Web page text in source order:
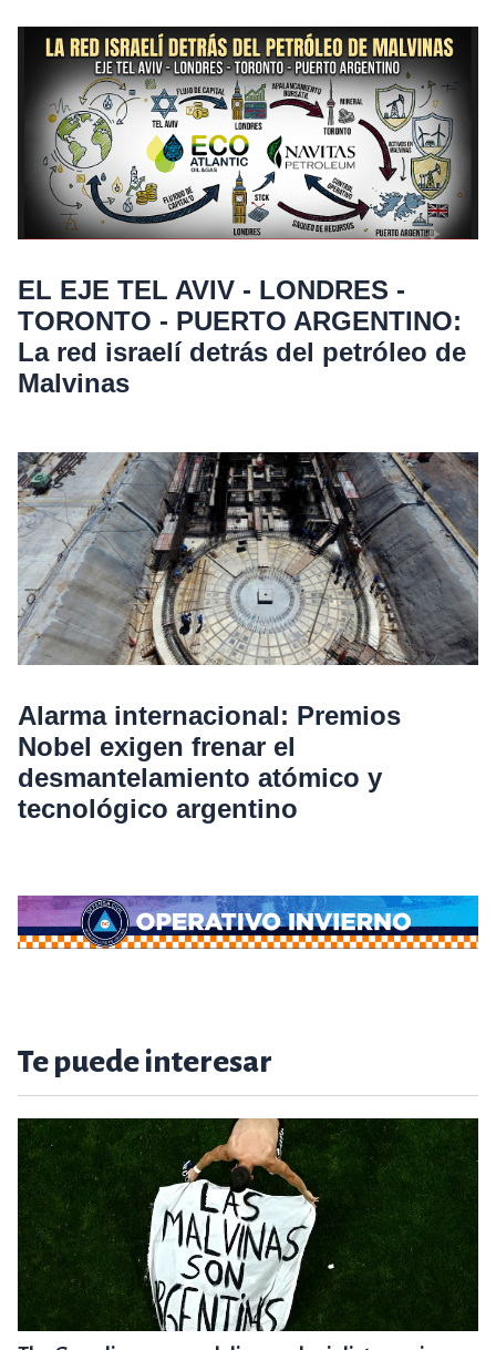
EL EJE TEL AVIV - LONDRES -
TORONTO - PUERTO ARGENTINO:
La red israelí detrás del petróleo de
Malvinas
Alarma internacional: Premios
Nobel exigen frenar el
desmantelamiento atómico y
tecnológico argentino
Te puede interesar